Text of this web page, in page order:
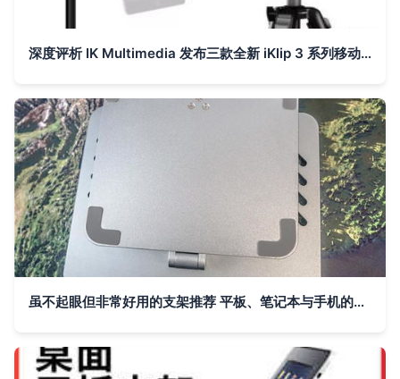
深度评析 IK Multimedia 发布三款全新 iKlip 3 系列移动设备支架，精准适配平板与手机
虽不起眼但非常好用的支架推荐 平板、笔记本与手机的最佳伴侣